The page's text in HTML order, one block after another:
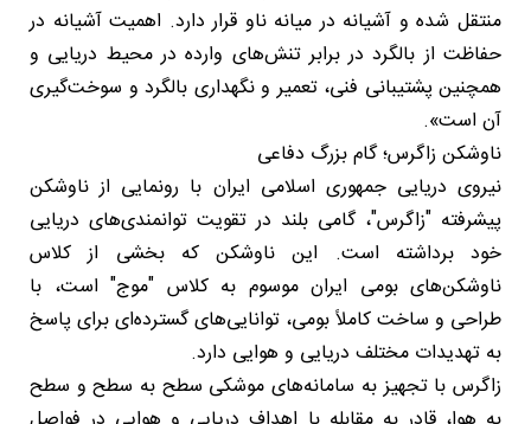
منتقل شده و آشیانه در میانه ناو قرار دارد. اهمیت آشیانه در
حفاظت از بالگرد در برابر تنش‌های وارده در محیط دریایی و
همچنین پشتیبانی فنی، تعمیر و نگهداری بالگرد و سوخت‌گیری
آن است».
ناوشکن زاگرس؛ گام بزرگ دفاعی
نیروی دریایی جمهوری اسلامی ایران با رونمایی از ناوشکن
پیشرفته "زاگرس"، گامی بلند در تقویت توانمندی‌های دریایی
خود برداشته است. این ناوشکن که بخشی از کلاس
ناوشکن‌های بومی ایران موسوم به کلاس "موج" است، با
طراحی و ساخت کاملاً بومی، توانایی‌های گسترده‌ای برای پاسخ
به تهدیدات مختلف دریایی و هوایی دارد.
زاگرس با تجهیز به سامانه‌های موشکی سطح به سطح و سطح